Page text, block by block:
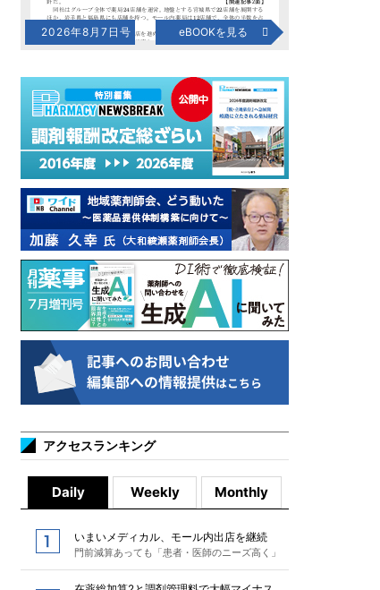
2026年8月7日号 eBOOKを見る
アクセスランキング
Daily Weekly Monthly
いまいメディカル、モール内出店を継続
門前減算あっても「患者・医師のニーズ高く」